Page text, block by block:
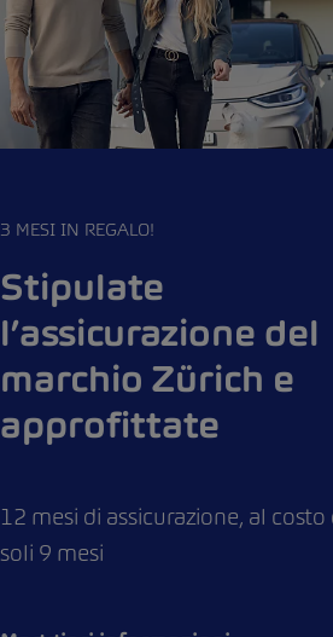
3 MESI IN REGALO!
Stipulate
l’assicurazione del
marchio Zürich e
approfittate
12 mesi di assicurazione, al costo
soli 9 mesi